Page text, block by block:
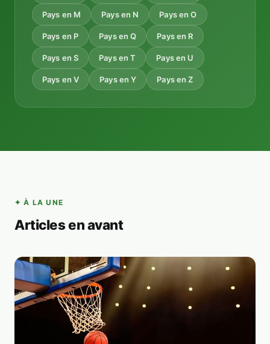
Pays en M Pays en N Pays en O
Pays en P Pays en Q Pays en R
Pays en S Pays en T Pays en U
Pays en V Pays en Y Pays en Z
✦ À LA UNE
Articles en avant